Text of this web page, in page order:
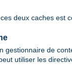
deux caches est
gestionnaire de
peut utiliser les